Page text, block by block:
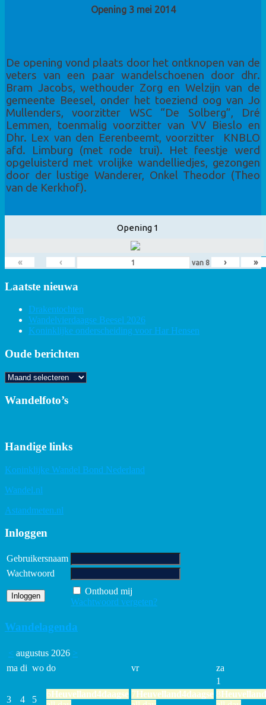
Opening 3 mei 2014
De opening vond plaats door het ontknopen van de
veters van een paar wandelschoenen door dhr.
Bram Jacobs, wethouder Zorg en Welzijn van de
gemeente Beesel, onder het toeziend oog van Jo
Mullenders, voorzitter WSC “De Solberg”, Dré
Lemmen, toenmalig voorzitter van VV Bieslo en
Dhr. Lex van den Eerenbeemt, voorzitter KNBLO
afd. Limburg (met rode trui). Het feestje werd
opgeluisterd met vrolijke wandelliedjes, gezongen
door der lustige Wanderer, Onkel Theodor (Theo
van de Kerkhof).
Opening 1
« ‹ van 8 › »
Laatste nieuwa
Drakentochten
Wandelvierdaagse Beesel 2026
Koninklijke onderscheiding voor Har Hensen
Oude berichten
Oude
Wandelfoto’s
Handige links
Koninklijke Wandel Bond Nederland
Wandel.nl
Astandmeten.nl
Inloggen
Gebruikersnaam
Wachtwoord
Onthoud mij
Wachtwoord vergeten?
Wandelagenda
< augustus 2026 >
ma di wo do vr
za
1
3
4 5
6Heuvelland4daagse 7Heuvelland4daagse 8